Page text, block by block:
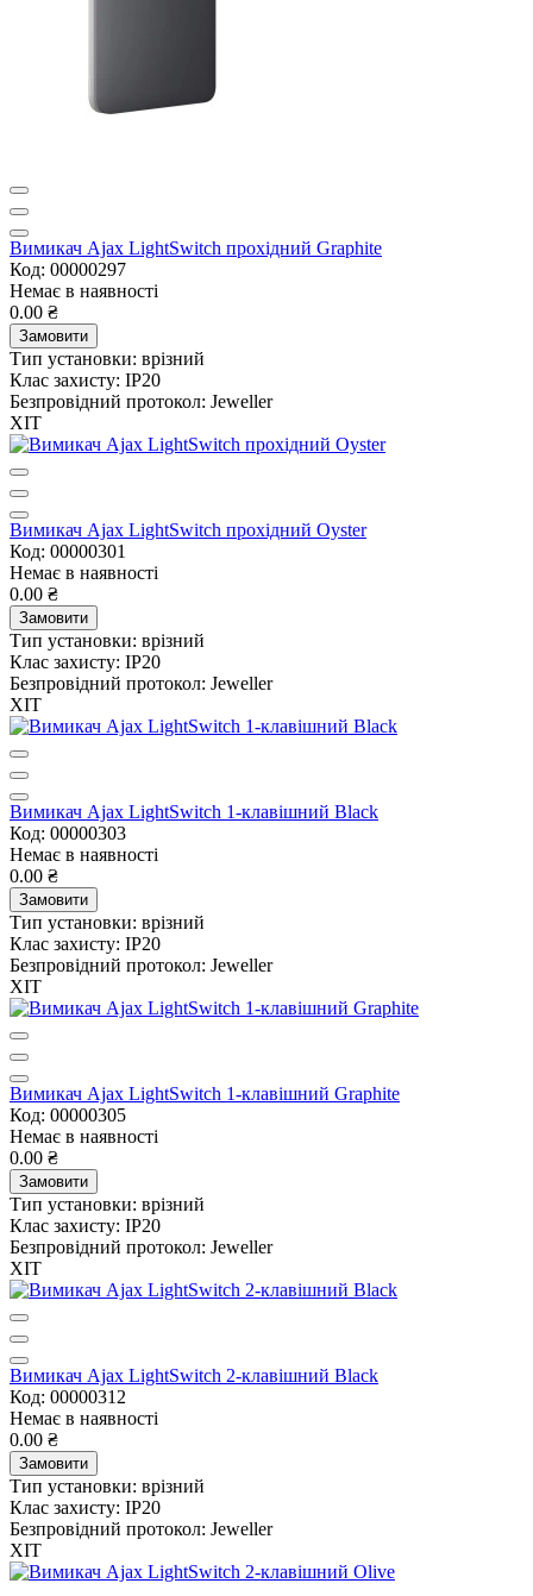
Вимикач Ajax LightSwitch прохідний Graphite
Код: 00000297
Немає в наявності
0.00 ₴
Замовити
Тип установки: врізний
Клас захисту: IP20
Безпровідний протокол: Jeweller
ХІТ
Вимикач Ajax LightSwitch прохідний Oyster
Код: 00000301
Немає в наявності
0.00 ₴
Замовити
Тип установки: врізний
Клас захисту: IP20
Безпровідний протокол: Jeweller
ХІТ
Вимикач Ajax LightSwitch 1-клавішний Black
Код: 00000303
Немає в наявності
0.00 ₴
Замовити
Тип установки: врізний
Клас захисту: IP20
Безпровідний протокол: Jeweller
ХІТ
Вимикач Ajax LightSwitch 1-клавішний Graphite
Код: 00000305
Немає в наявності
0.00 ₴
Замовити
Тип установки: врізний
Клас захисту: IP20
Безпровідний протокол: Jeweller
ХІТ
Вимикач Ajax LightSwitch 2-клавішний Black
Код: 00000312
Немає в наявності
0.00 ₴
Замовити
Тип установки: врізний
Клас захисту: IP20
Безпровідний протокол: Jeweller
ХІТ